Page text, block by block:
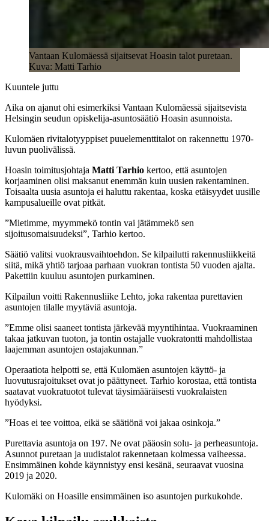
Vantaan Kulomäessä sijaitsevat Hoasin talot puretaan.
Kuva: Matti Tarhio
Kuuntele juttu
Aika on ajanut ohi esimerkiksi Vantaan Kulomäessä sijaitsevista
Helsingin seudun opiskelija-asuntosäätiö Hoasin asunnoista.
Kulomäen rivitalotyyppiset puuelementtitalot on rakennettu 1970-
luvun puolivälissä.
Hoasin toimitusjohtaja Matti Tarhio kertoo, että asuntojen
korjaaminen olisi maksanut enemmän kuin uusien rakentaminen.
Toisaalta uusia asuntoja ei haluttu rakentaa, koska etäisyydet uusille
kampusalueille ovat pitkät.
”Mietimme, myymmekö tontin vai jätämmekö sen
sijoitusomaisuudeksi”, Tarhio kertoo.
Säätiö valitsi vuokrausvaihtoehdon. Se kilpailutti rakennusliikkeitä
siitä, mikä yhtiö tarjoaa parhaan vuokran tontista 50 vuoden ajalta.
Pakettiin kuuluu asuntojen purkaminen.
Kilpailun voitti Rakennusliike Lehto, joka rakentaa purettavien
asuntojen tilalle myytäviä asuntoja.
”Emme olisi saaneet tontista järkevää myyntihintaa. Vuokraaminen
takaa jatkuvan tuoton, ja tontin ostajalle vuokratontti mahdollistaa
laajemman asuntojen ostajakunnan.”
Operaatiota helpotti se, että Kulomäen asuntojen käyttö- ja
luovutusrajoitukset ovat jo päättyneet. Tarhio korostaa, että tontista
saatavat vuokratuotot tulevat täysimääräisesti vuokralaisten
hyödyksi.
”Hoas ei tee voittoa, eikä se säätiönä voi jakaa osinkoja.”
Purettavia asuntoja on 197. Ne ovat pääosin solu- ja perheasuntoja.
Asunnot puretaan ja uudistalot rakennetaan kolmessa vaiheessa.
Ensimmäinen kohde käynnistyy ensi kesänä, seuraavat vuosina
2019 ja 2020.
Kulomäki on Hoasille ensimmäinen iso asuntojen purkukohde.